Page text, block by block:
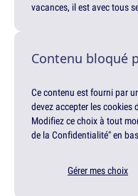
vacances, il est avec tous
Contenu bloqué
Ce contenu est fourni par
devez accepter les
Modifiez ce choix à tout
de la Confidentialité" en
Gérer mes choix